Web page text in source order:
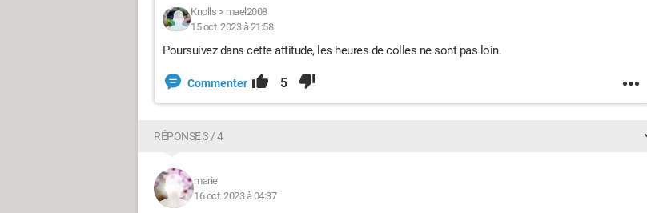
Knolls > mael2008
15 oct. 2023 à 21:58
Poursuivez dans cette attitude, les heures de colles ne sont pas loin.
Commenter 5
RÉPONSE 3 / 4
marie
16 oct. 2023 à 04:37